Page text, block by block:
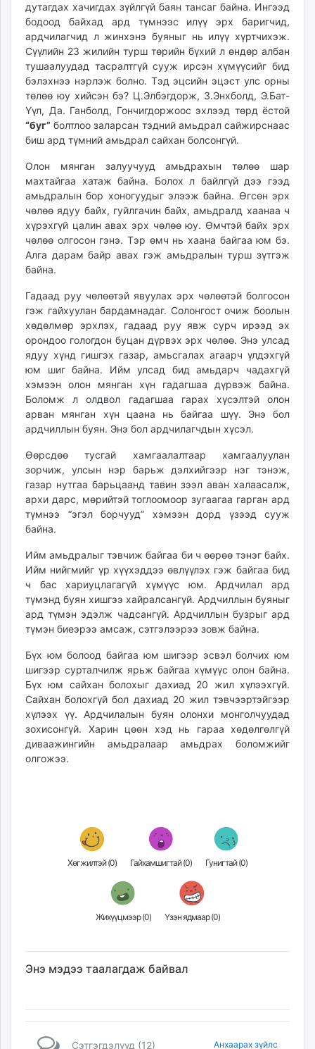
ugluu.mn
urlag.mn
unen.mn
asu.mn
shudarga.mn
shuurhai.mn
unuudur.mn
isee.mn
mglradio.com
fact.mn
itoim.mn
tumen.mn
shuum.mn
times.mn
tvmongolia.mn
mass.mn
unegui.mn
assa.mn
toim.mn
tac.mn
paparazzi.mn
дутагдах хачигдах зүйлгүй баян тансаг байна. Ингээд
бодоод байхад ард түмнээс илүү эрх баригчид,
ардчилагчид л жинхэнэ буяныг нь илүү хүртчихэж.
Сүүлийн 23 жилийн турш төрийн бүхий л өндөр албан
тушаалуудад тасралтгүй сууж ирсэн хүмүүсийг бид
бэлэхнээ нэрлэж болно. Тэд эцсийн эцэст улс орны
төлөө юу хийсэн бэ? Ц.Элбэгдорж, З.Энхболд, Э.Бат-
Үүл, Да. Ганболд, Гончигдоржоос эхлээд төрд ёстой
“буг” болтлоо заларсан тэдний амьдрал сайжирснаас
биш ард түмний амьдрал сайхан болсонгүй.
Олон мянган залуучууд амьдрахын төлөө шар
махтайгаа хатаж байна. Болох л байлгүй дээ гээд
амьдралын бор хоногуудыг элээж байна. Өгсөн эрх
чөлөө ядуу байх, гуйлгачин байх, амьдралд хаанаа ч
хүрэхгүй цалин авах эрх чөлөө юу. Өмчтэй байх эрх
чөлөө олгосон гэнэ. Тэр өмч нь хаана байгаа юм бэ.
Алга дарам байр авах гэж амьдралын турш зүтгэж
байна.
Гадаад руу чөлөөтэй явуулах эрх чөлөөтэй болгосон
гэж гайхуулан бардамнадаг. Солонгост очиж боолын
хөдөлмөр эрхлэх, гадаад руу явж сурч ирээд эх
орондоо гологдон буцан дүрвэх эрх чөлөө. Энэ улсад
ядуу хүнд гишгэх газар, амьсгалах агаарч үлдэхгүй
юм шиг байна. Ийм улсад бид амьдарч чадахгүй
хэмээн олон мянган хүн гадагшаа дүрвэж байна.
Боломж л олдвол гадагшаа гарах хүсэлтэй олон
арван мянган хүн цаана нь байгаа шүү. Энэ бол
ардчиллын буян. Энэ бол ардчилагчдын хүсэл.
Өөрсдөө тусгай хамгаалалтаар хамгаалуулан
зорчиж, улсын нэр барьж дэлхийгээр нэг тэнэж,
газар нутгаа барьцаанд тавин зээл аван халаасалж,
архи дарс, мөрийтэй тоглоомоор зугаагаа гарган ард
түмнээ “эгэл борчууд” хэмээн дорд үзээд сууж
байна.
Ийм амьдралыг тэвчиж байгаа би ч өөрөө тэнэг байх.
Ийм нийгмийг үр хүүхэддээ өвлүүлэх гэж байгаа бид
ч бас хариуцлагагүй хүмүүс юм. Ардчилал ард
түмэнд буян хишгээ хайралсангүй. Ардчиллын буяныг
ард түмэн эдэлж чадсангүй. Ардчиллын бузрыг ард
түмэн биеэрээ амсаж, сэтгэлээрээ зовж байна.
Бүх юм болоод байгаа юм шигээр эсвэл болчих юм
шигээр сурталчилж ярьж байгаа хүмүүс олон байна.
Бүх юм сайхан болохыг дахиад 20 жил хүлээхгүй.
Сайхан болохгүй бол дахиад 20 жил тэвчээртэйгээр
хүлээх үү. Ардчилалын буян олонхи монголчуудад
зохисонгүй. Харин цөөн хэд нь гараа хөдөлгөлгүй
диваажингийн амьдралаар амьдрах боломжийг
олгожээ.
Хөгжилтэй (0) Гайхамшигтай (0) Гунигтай (0)
Жихүүцмээр (0) Үзэн ядмаар (0)
Энэ мэдээ таалагдаж байвал
Сэтгэгдэлүүд (12) Анхаарах зүйлс